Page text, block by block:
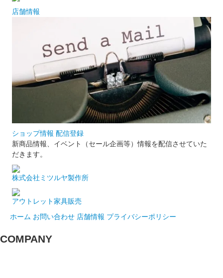
店舗情報
ショップ情報 配信登録
新商品情報、イベント（セール企画等）情報を配信させていた
だきます。
株式会社ミツルヤ製作所
アウトレット家具販売
ホーム お問い合わせ 店舗情報 プライバシーポリシー
COMPANY